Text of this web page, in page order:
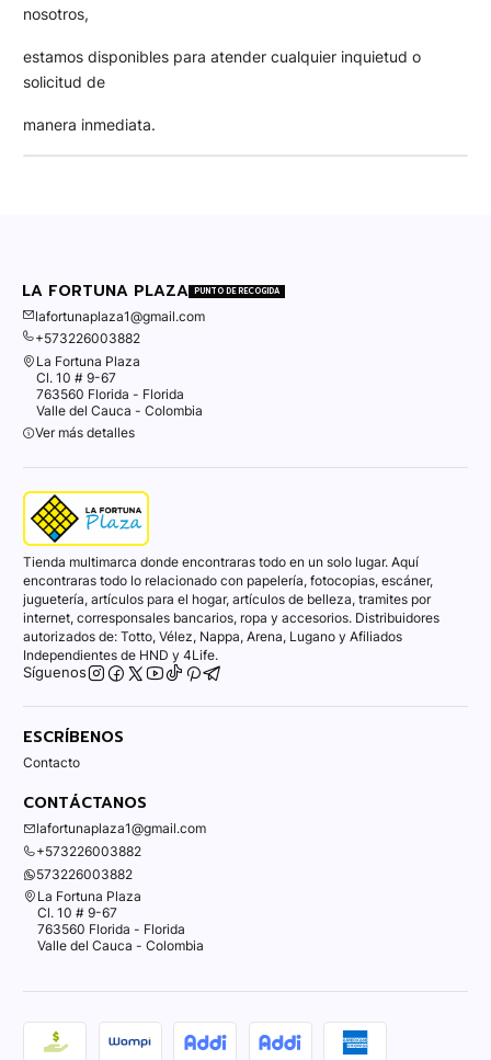
nosotros,
estamos disponibles para atender cualquier inquietud o
solicitud de
manera inmediata.
LA FORTUNA PLAZA PUNTO DE RECOGIDA
lafortunaplaza1@gmail.com
+573226003882
La Fortuna Plaza
Cl. 10 # 9-67
763560 Florida - Florida
Valle del Cauca - Colombia
Ver más detalles
Tienda multimarca donde encontraras todo en un solo lugar. Aquí
encontraras todo lo relacionado con papelería, fotocopias, escáner,
juguetería, artículos para el hogar, artículos de belleza, tramites por
internet, corresponsales bancarios, ropa y accesorios. Distribuidores
autorizados de: Totto, Vélez, Nappa, Arena, Lugano y Afiliados
Independientes de HND y 4Life.
Síguenos
ESCRÍBENOS
Contacto
CONTÁCTANOS
lafortunaplaza1@gmail.com
+573226003882
573226003882
La Fortuna Plaza
Cl. 10 # 9-67
763560 Florida - Florida
Valle del Cauca - Colombia